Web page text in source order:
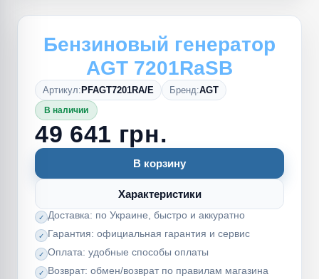
Бензиновый генератор
AGT 7201RaSB
Артикул: PFAGT7201RA/E Бренд:AGT
В наличии
49 641 грн.
В корзину
Характеристики
Доставка: по Украине, быстро и аккуратно
Гарантия: официальная гарантия и сервис
Оплата: удобные способы оплаты
Возврат: обмен/возврат по правилам магазина